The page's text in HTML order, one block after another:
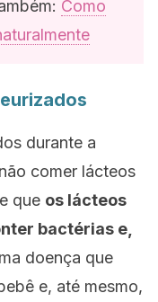
Como
durante a
comer lácteos
que os lácteos
bactérias e,
doença que
e, até mesmo,